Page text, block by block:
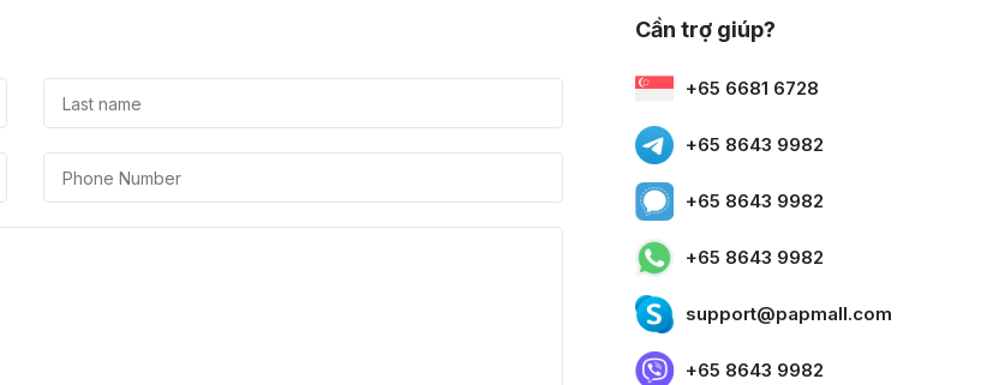
Cần trợ giúp?
+65 6681 6728
+65 8643 9982
+65 8643 9982
+65 8643 9982
support@papmall.com
+65 8643 9982